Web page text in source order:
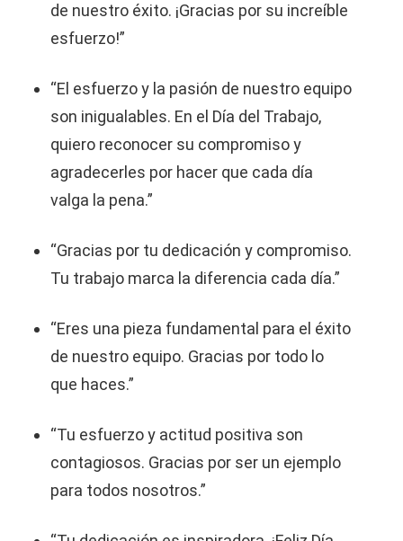
de nuestro éxito. ¡Gracias por su increíble
esfuerzo!”
“El esfuerzo y la pasión de nuestro equipo
son inigualables. En el Día del Trabajo,
quiero reconocer su compromiso y
agradecerles por hacer que cada día
valga la pena.”
“Gracias por tu dedicación y compromiso.
Tu trabajo marca la diferencia cada día.”
“Eres una pieza fundamental para el éxito
de nuestro equipo. Gracias por todo lo
que haces.”
“Tu esfuerzo y actitud positiva son
contagiosos. Gracias por ser un ejemplo
para todos nosotros.”